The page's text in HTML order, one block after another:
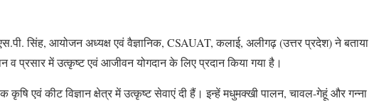
सिंह, आयोजन अध्यक्ष एवं वैज्ञानिक, CSAUAT, कलाई, अलीगढ़ (उत्तर प्रदेश) ने बताया
व प्रसार में उत्कृष्ट एवं आजीवन योगदान के लिए प्रदान किया गया है।
कृषि एवं कीट विज्ञान क्षेत्र में उत्कृष्ट सेवाएं दी हैं। इन्हें मधुमक्खी पालन, चावल-गेहूं और गन्ना